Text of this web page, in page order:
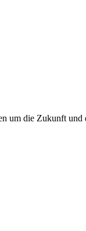
um die Zukunft